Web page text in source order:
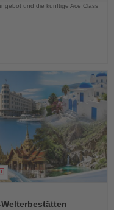
und die künftige Ace Class